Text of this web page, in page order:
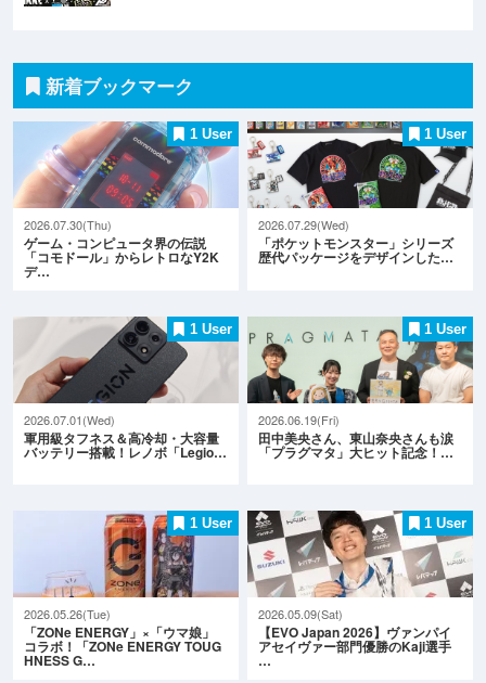
新着ブックマーク
1 User
2026.07.30(Thu)
ゲーム・コンピュータ界の伝説
「コモドール」からレトロなY2K
デ…
1 User
2026.07.29(Wed)
「ポケットモンスター」シリーズ
歴代パッケージをデザインした…
1 User
2026.07.01(Wed)
軍用級タフネス＆高冷却・大容量
バッテリー搭載！レノボ「Legio…
1 User
2026.06.19(Fri)
田中美央さん、東山奈央さんも涙
「プラグマタ」大ヒット記念！…
1 User
2026.05.26(Tue)
「ZONe ENERGY」×「ウマ娘」
コラボ！「ZONe ENERGY TOUG
HNESS G…
1 User
2026.05.09(Sat)
【EVO Japan 2026】ヴァンパイ
アセイヴァー部門優勝のKaji選手
…